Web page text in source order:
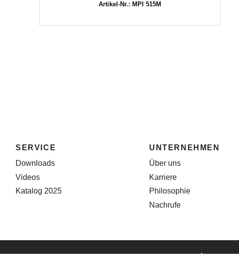
Artikel-Nr.: MPI 515M
SERVICE
Downloads
Videos
Katalog 2025
UNTERNEHMEN
Über uns
Karriere
Philosophie
Nachrufe
Impressum